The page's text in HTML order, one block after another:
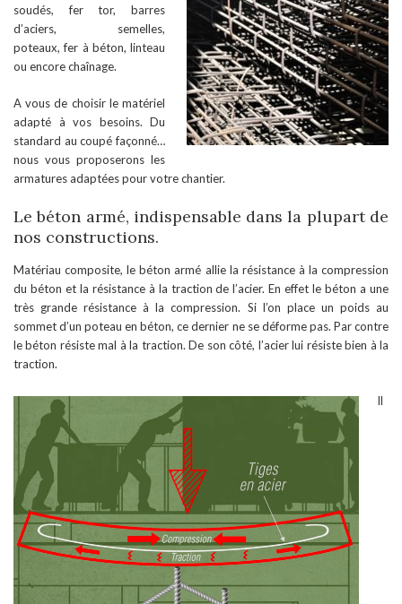
soudés, fer tor, barres
d’aciers, semelles,
poteaux, fer à béton, linteau
ou encore chaînage.
A vous de choisir le matériel
adapté à vos besoins. Du
standard au coupé façonné…
nous vous proposerons les
armatures adaptées pour votre chantier.
Le béton armé, indispensable dans la plupart de
nos constructions.
Matériau composite, le béton armé allie la résistance à la compression
du béton et la résistance à la traction de l’acier. En effet le béton a une
très grande résistance à la compression. Si l’on place un poids au
sommet d’un poteau en béton, ce dernier ne se déforme pas. Par contre
le béton résiste mal à la traction. De son côté, l’acier lui résiste bien à la
traction.
Il